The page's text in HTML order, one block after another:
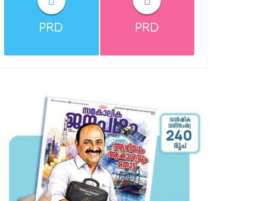
PRD PRD